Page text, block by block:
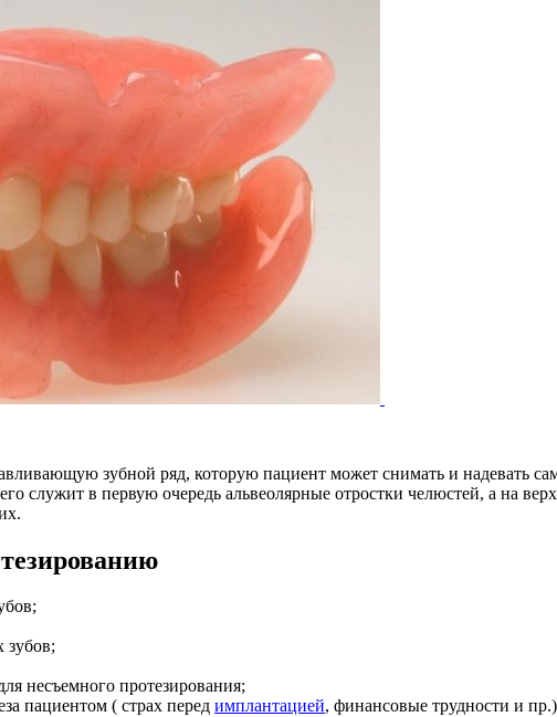
зубной ряд, которую пациент может снимать и надевать
служит в первую очередь альвеолярные отростки челюстей, а на
зубов;
несъемного протезирования;
пациентом ( страх перед имплантацией, финансовые трудности и